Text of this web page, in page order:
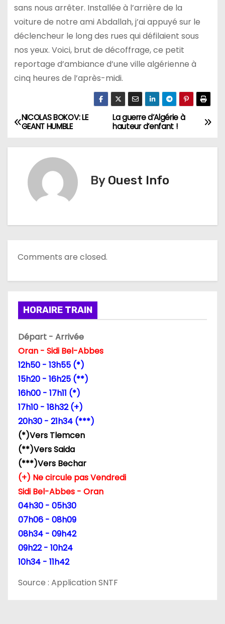
sans nous arrêter. Installée à l’arrière de la
voiture de notre ami Abdallah, j’ai appuyé sur le
déclencheur le long des rues qui défilaient sous
nos yeux. Voici, brut de décoffrage, ce petit
reportage d’ambiance d’une ville algérienne à
cinq heures de l’après-midi.
N
a
a
t
d
e
a
r
t
c
e
La guerre d’Algérie à
hauteur d‘enfant !
NICOLAS BOKOV: LE
GEANT HUMBLE
By Ouest Info
Comments are closed.
HORAIRE TRAIN
Départ - Arrivée
Oran - Sidi Bel-Abbes
12h50 - 13h55 (*)
15h20 - 16h25 (**)
16h00 - 17h11 (*)
17h10 - 18h32 (+)
20h30 - 21h34 (***)
(*)Vers Tlemcen
(**)Vers Saida
(***)Vers Bechar
(+) Ne circule pas Vendredi
Sidi Bel-Abbes - Oran
04h30 - 05h30
07h06 - 08h09
08h34 - 09h42
09h22 - 10h24
10h34 - 11h42
Source : Application SNTF